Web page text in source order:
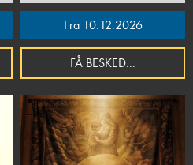
Fra 10.12.2026
FÅ BESKED...